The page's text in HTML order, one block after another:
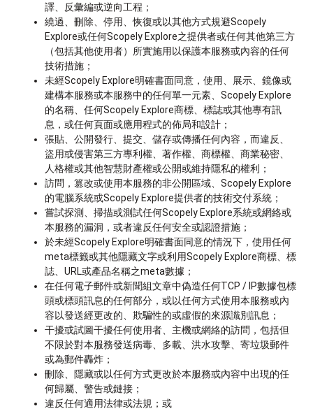
譯、反彙編或逆向工程；
繞過、刪除、停用、恢復或以其他方式規避Scopely
Explore或任何Scopely Explore之提供者或任何其他第三方
（包括其他使用者）所實施用以保護本服務或內容的任何
技術措施；
未經Scopely Explore明確書面同意，使用、展示、鏡像或
建構本服務或本服務中的任何單一元素、Scopely Explore
的名稱、任何Scopely Explore商標、標誌或其他專有訊
息，或任何頁面或應用程式的佈局和設計；
張貼、公開發行、提交、儲存或傳播任何內容，而違反、
盜用或侵害第三方專利權、著作權、商標權、商業秘密、
人格權或其他智慧財產權或公開或維持隱私的權利；
訪問，篡改或使用本服務的非公開區域、Scopely Explore
的電腦系統或Scopely Explore提供者的技術交付系統；
嘗試探測、掃描或測試任何Scopely Explore系統或網絡或
本服務的漏洞，或者違反任何安全或認證措施；
於未經Scopely Explore明確書面同意的情況下，使用任何
meta標籤或其他隱藏文字或利用Scopely Explore商標、標
誌、URL或產品名稱之meta數據；
在任何電子郵件或新聞組文章中偽造任何TCP / IP數據包標
頭或標頭訊息的任何部分，或以任何方式使用本服務或內
容以發送經更改的、欺騙性的或虛假的來源識別訊息；
干擾或試圖干擾任何使用者、主機或網絡的訪問，包括但
不限於對本服務發送病毒、多載、洪水攻擊、寄垃圾郵件
或為郵件轟炸；
刪除、隱藏或以任何方式更改於本服務或內容中出現的任
何歸屬、警告或鏈接；
違反任何適用法律或法規；或